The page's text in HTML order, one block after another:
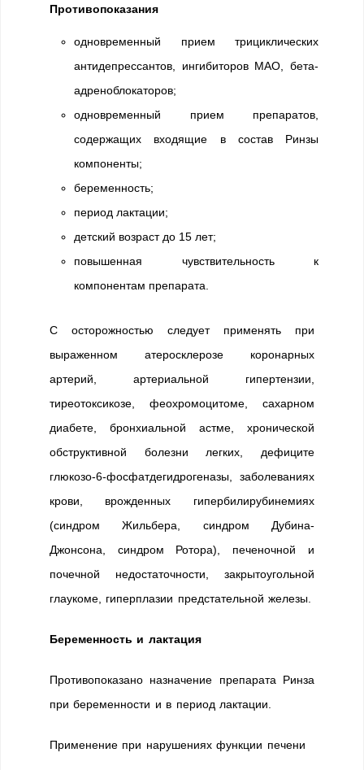
Противопоказания
одновременный прием трициклических
антидепрессантов, ингибиторов МАО, бета-
адреноблокаторов;
одновременный прием препаратов,
содержащих входящие в состав Ринзы
компоненты;
беременность;
период лактации;
детский возраст до 15 лет;
повышенная чувствительность к
компонентам препарата.
С осторожностью следует применять при
выраженном атеросклерозе коронарных
артерий, артериальной гипертензии,
тиреотоксикозе, феохромоцитоме, сахарном
диабете, бронхиальной астме, хронической
обструктивной болезни легких, дефиците
глюкозо-6-фосфатдегидрогеназы, заболеваниях
крови, врожденных гипербилирубинемиях
(синдром Жильбера, синдром Дубина-
Джонсона, синдром Ротора), печеночной и
почечной недостаточности, закрытоугольной
глаукоме, гиперплазии предстательной железы.
Беременность и лактация
Противопоказано назначение препарата Ринза
при беременности и в период лактации.
Применение при нарушениях функции печени